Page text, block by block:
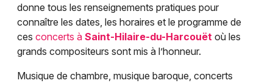
donne tous les renseignements pratiques pour
connaître les dates, les horaires et le programme de
ces concerts à Saint-Hilaire-du-Harcouët où les
grands compositeurs sont mis à l’honneur.
Musique de chambre, musique baroque, concerts